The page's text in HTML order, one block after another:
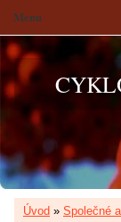
Úvod » Společné
Menu